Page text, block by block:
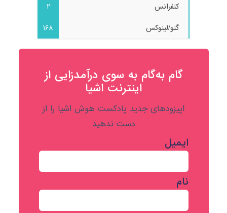
کنفرانس
2
گنو/لینوکس
168
گام به‌گام به‌ سوی درآمدزایی از
اینترنت اشیا
اپیزودهای جدید پادکست هوش اشیا را از
دست ندهید
ایمیل
نام